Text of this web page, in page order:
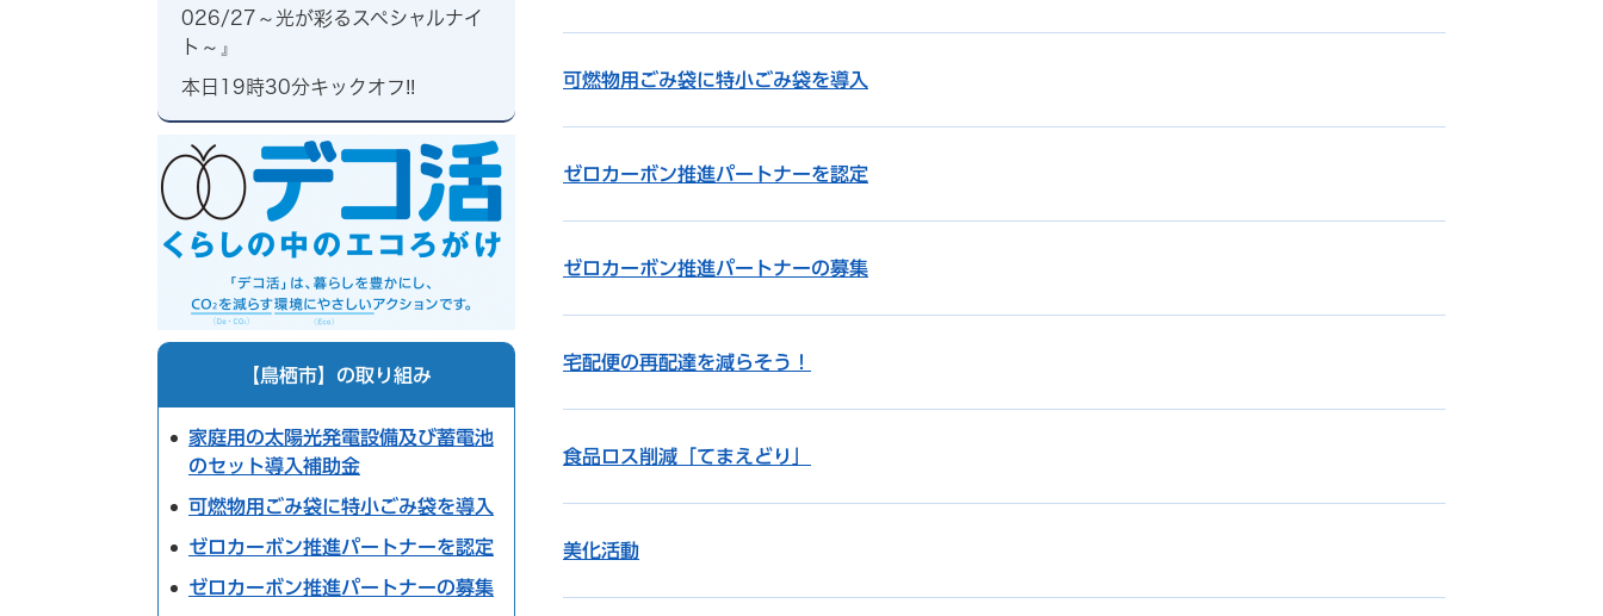
可燃物用ごみ袋に特小ごみ袋を導入
ゼロカーボン推進パートナーを認定
ゼロカーボン推進パートナーの募集
宅配便の再配達を減らそう！
食品ロス削減「てまえどり」
美化活動
026/27～光が彩るスペシャルナイ
ト～』
本日19時30分キックオフ!!
【鳥栖市】の取り組み
家庭用の太陽光発電設備及び蓄電池
のセット導入補助金
可燃物用ごみ袋に特小ごみ袋を導入
ゼロカーボン推進パートナーを認定
ゼロカーボン推進パートナーの募集